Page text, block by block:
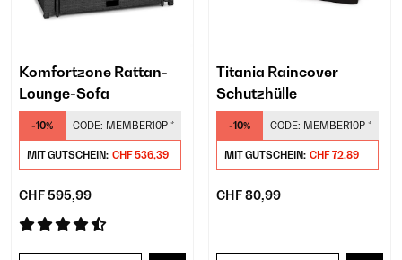
Komfortzone Rattan-
Lounge-Sofa
-10% CODE: MEMBER10P *
MIT GUTSCHEIN: CHF 536,39
CHF 595,99
Titania Raincover
Schutzhülle
-10% CODE: MEMBER10P *
MIT GUTSCHEIN: CHF 72,89
CHF 80,99